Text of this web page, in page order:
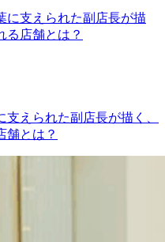
支えられた副店長が描く、
舗とは？